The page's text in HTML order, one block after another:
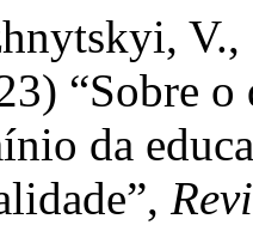
V.,
“Sobre
da